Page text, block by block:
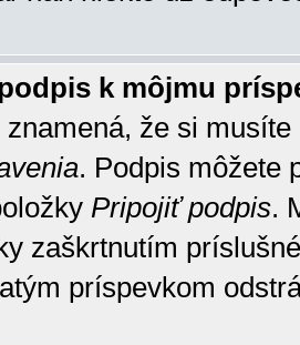
k môjmu
že si
. Podpis môžete
Pripojiť podpis.
zaškrtnutím
príspevkom